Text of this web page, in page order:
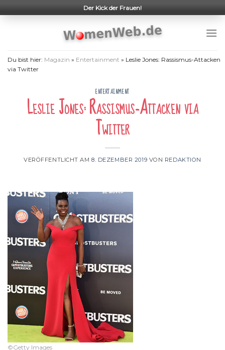
to
Der Kick der Frauen!
Du bist hier: Magazin » Entertainment » Leslie Jones: Rassismus-Attacken
via Twitter
ENTERTAINMENT
Leslie Jones: Rassismus-Attacken via
Twitter
VERÖFFENTLICHT AM8. DEZEMBER 2019 VON REDAKTION
©Getty Images